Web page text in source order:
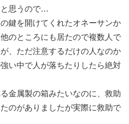
と思うので…
鍵を開けてくれたオネーサンか
のところにも居たので複数人で
、ただ注意するだけの人なのか
い中で人が落ちたりしたら絶対
金属製の箱みたいなのに、救助
のがありましたが実際に救助で